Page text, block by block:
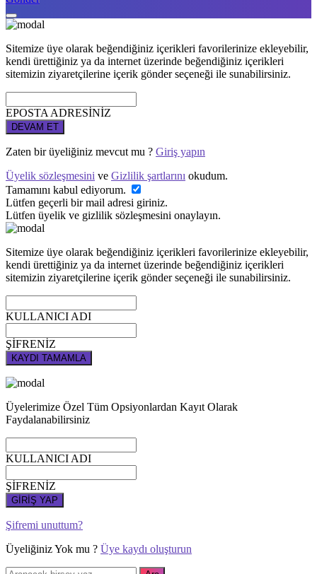
Sitemize üye olarak beğendiğiniz içerikleri favorilerinize ekleyebilir,
kendi ürettiğiniz ya da internet üzerinde beğendiğiniz içerikleri
sitemizin ziyaretçilerine içerik gönder seçeneği ile sunabilirsiniz.
EPOSTA ADRESİNİZ
DEVAM ET
Zaten bir üyeliğiniz mevcut mu ? Giriş yapın
Üyelik sözleşmesini ve Gizlilik şartlarını okudum.
Tamamını kabul ediyorum.
Lütfen geçerli bir mail adresi giriniz.
Lütfen üyelik ve gizlilik sözleşmesini onaylayın.
Sitemize üye olarak beğendiğiniz içerikleri favorilerinize ekleyebilir,
kendi ürettiğiniz ya da internet üzerinde beğendiğiniz içerikleri
sitemizin ziyaretçilerine içerik gönder seçeneği ile sunabilirsiniz.
KULLANICI ADI
ŞİFRENİZ
KAYDI TAMAMLA
Üyelerimize Özel Tüm Opsiyonlardan Kayıt Olarak
Faydalanabilirsiniz
KULLANICI ADI
ŞİFRENİZ
GİRİŞ YAP
Şifremi unuttum?
Üyeliğiniz Yok mu ? Üye kaydı oluşturun